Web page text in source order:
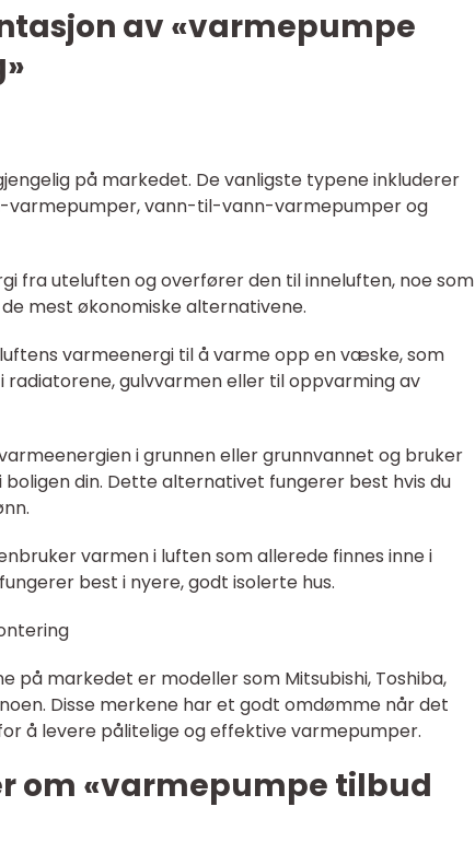
av «varmepumpe
på markedet. De vanligste typene inkluderer
vann-til-vann-varmepumper og
uteluften og overfører den til inneluften, noe som
mest økonomiske alternativene.
varmeenergi til å varme opp en væske, som
gulvvarmen eller til oppvarming av
i grunnen eller grunnvannet og bruker
din. Dette alternativet fungerer best hvis du
varmen i luften som allerede finnes inne i
best i nyere, godt isolerte hus.
markedet er modeller som Mitsubishi, Toshiba,
Disse merkene har et godt omdømme når det
å levere pålitelige og effektive varmepumper.
om «varmepumpe tilbud